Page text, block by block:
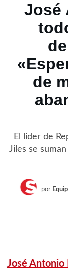
José
de
El líder de
Jiles se
por
José Antonio